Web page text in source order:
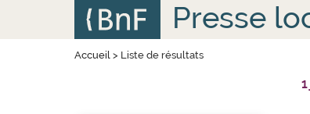
Presse
Accueil> Liste de résultats
Panneau de gestion des cookies